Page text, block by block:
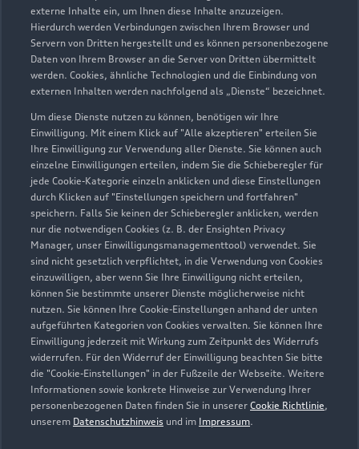
externe Inhalte ein, um Ihnen diese Inhalte anzuzeigen.
Hierdurch werden Verbindungen zwischen Ihrem Browser und
Servern von Dritten hergestellt und es können personenbezogene
Daten von Ihrem Browser an die Server von Dritten übermittelt
werden. Cookies, ähnliche Technologien und die Einbindung von
externen Inhalten werden nachfolgend als „Dienste“ bezeichnet.
Um diese Dienste nutzen zu können, benötigen wir Ihre
Einwilligung. Mit einem Klick auf "Alle akzeptieren" erteilen Sie
Ihre Einwilligung zur Verwendung aller Dienste. Sie können auch
einzelne Einwilligungen erteilen, indem Sie die Schieberegler für
jede Cookie-Kategorie einzeln anklicken und diese Einstellungen
durch Klicken auf "Einstellungen speichern und fortfahren"
speichern. Falls Sie keinen der Schieberegler anklicken, werden
nur die notwendigen Cookies (z. B. der Ensighten Privacy
Manager, unser Einwilligungsmanagementtool) verwendet. Sie
sind nicht gesetzlich verpflichtet, in die Verwendung von Cookies
einzuwilligen, aber wenn Sie Ihre Einwilligung nicht erteilen,
können Sie bestimmte unserer Dienste möglicherweise nicht
nutzen. Sie können Ihre Cookie-Einstellungen anhand der unten
aufgeführten Kategorien von Cookies verwalten. Sie können Ihre
Einwilligung jederzeit mit Wirkung zum Zeitpunkt des Widerrufs
widerrufen. Für den Widerruf der Einwilligung beachten Sie bitte
die "Cookie-Einstellungen" in der Fußzeile der Webseite. Weitere
Informationen sowie konkrete Hinweise zur Verwendung Ihrer
personenbezogenen Daten finden Sie in unserer Cookie Richtlinie,
unserem Datenschutzhinweis und im Impressum.
Hauptstraße 37
88662 Überlingen
07553 352
ernst.hahn@autohaushahn.de
Kontaktdaten herunterladen
Öffnungszeiten
Service
Geschlossen,öffnet amMontag 07:30
Montag - Freitag
07:30 - 18:30